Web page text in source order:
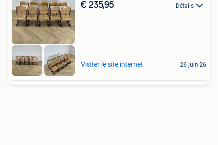
€ 235,95 Détails
Visiter le site internet 26 juin 26